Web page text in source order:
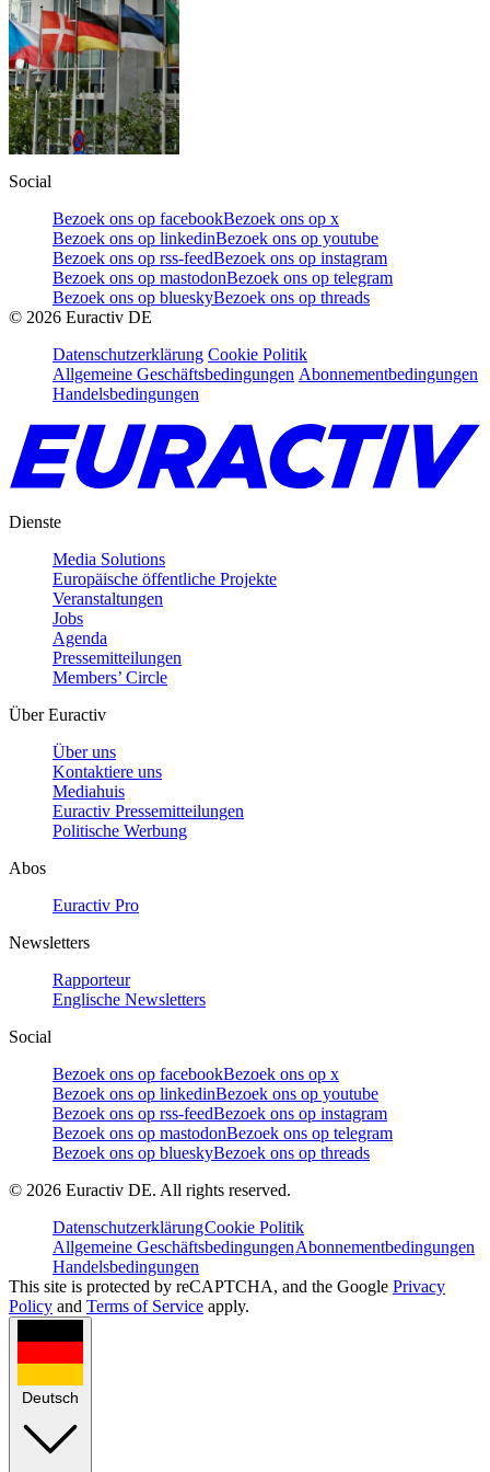
Social
Bezoek ons op facebookBezoek ons op x
Bezoek ons op linkedinBezoek ons op youtube
Bezoek ons op rss-feedBezoek ons op instagram
Bezoek ons op mastodonBezoek ons op telegram
Bezoek ons op blueskyBezoek ons op threads
© 2026 Euractiv DE
Datenschutzerklärung Cookie Politik
Allgemeine Geschäftsbedingungen Abonnementbedingungen
Handelsbedingungen
Dienste
Media Solutions
Europäische öffentliche Projekte
Veranstaltungen
Jobs
Agenda
Pressemitteilungen
Members’ Circle
Über Euractiv
Über uns
Kontaktiere uns
Mediahuis
Euractiv Pressemitteilungen
Politische Werbung
Abos
Euractiv Pro
Newsletters
Rapporteur
Englische Newsletters
Social
Bezoek ons op facebookBezoek ons op x
Bezoek ons op linkedinBezoek ons op youtube
Bezoek ons op rss-feedBezoek ons op instagram
Bezoek ons op mastodonBezoek ons op telegram
Bezoek ons op blueskyBezoek ons op threads
© 2026 Euractiv DE. All rights reserved.
DatenschutzerklärungCookie Politik
Allgemeine GeschäftsbedingungenAbonnementbedingungen
Handelsbedingungen
This site is protected by reCAPTCHA, and the Google Privacy
Policy and Terms of Service apply.
Deutsch